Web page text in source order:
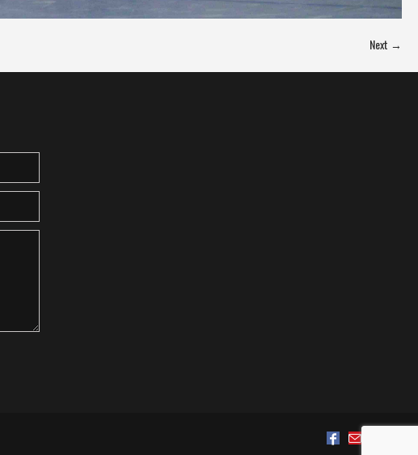
Next →